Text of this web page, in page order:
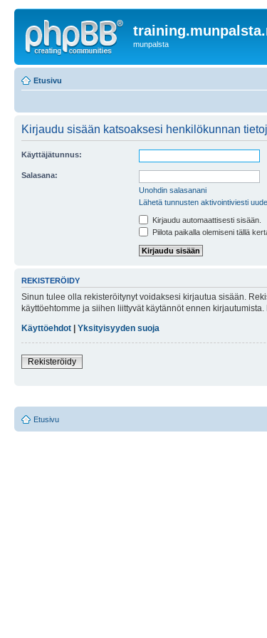
munpalsta
Etusivu
Kirjaudu sisään katsoaksesi henkilökunnan
Käyttäjätunnus:
Salasana:
Unohdin salasanani
Lähetä tunnusten aktivointiviesti
Kirjaudu automaattisesti sisään.
Piilota paikalla olemiseni tällä
REKISTERÖIDY
Sinun tulee olla rekisteröitynyt voidaksesi kirjautua sisään.
käyttöehtomme ja siihen liittyvät käytännöt ennen
Käyttöehdot
Yksityisyyden suoja
Rekisteröidy
Etusivu